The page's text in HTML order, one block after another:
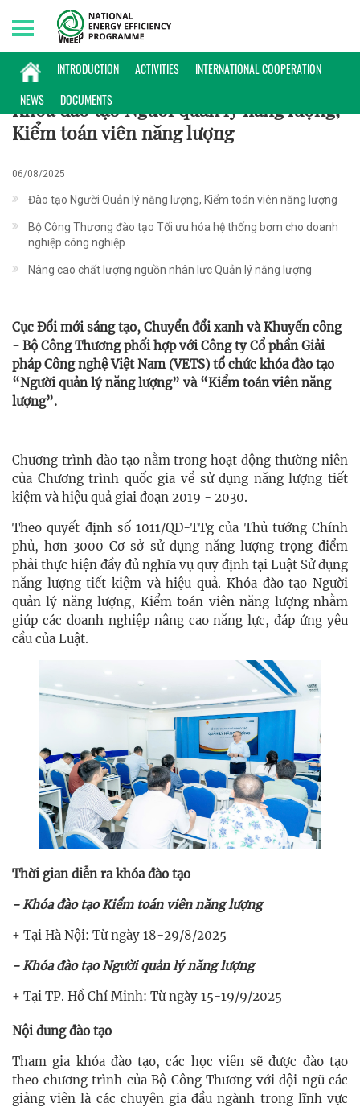
INTRODUCTION ACTIVITIES
INTERNATIONAL COOPERATION
NEWS
DOCUMENTS
Sunday, 09/08/2026 | 18:17 GMT+7
HOẠT ĐỘNG
Khóa đào tạo Người quản lý năng lượng,
Kiểm toán viên năng lượng
06/08/2025
Đào tạo Người Quản lý năng lượng, Kiểm toán viên năng lượng
Bộ Công Thương đào tạo Tối ưu hóa hệ thống bơm cho doanh
nghiệp công nghiệp
Nâng cao chất lượng nguồn nhân lực Quản lý năng lượng
Cục Đổi mới sáng tạo, Chuyển đổi xanh và Khuyến công
- Bộ Công Thương phối hợp với Công ty Cổ phần Giải
pháp Công nghệ Việt Nam (VETS) tổ chức khóa đào tạo
“Người quản lý năng lượng” và “Kiểm toán viên năng
lượng”.
Chương trình đào tạo nằm trong hoạt động thường niên
của Chương trình quốc gia về sử dụng năng lượng tiết
kiệm và hiệu quả giai đoạn 2019 - 2030.
Theo quyết định số 1011/QĐ-TTg của Thủ tướng Chính
phủ, hơn 3000 Cơ sở sử dụng năng lượng trọng điểm
phải thực hiện đầy đủ nghĩa vụ quy định tại Luật Sử dụng
năng lượng tiết kiệm và hiệu quả. Khóa đào tạo Người
quản lý năng lượng, Kiểm toán viên năng lượng nhằm
giúp các doanh nghiệp nâng cao năng lực, đáp ứng yêu
cầu của Luật.
Thời gian diễn ra khóa đào tạo
- Khóa đào tạo Kiểm toán viên năng lượng
+ Tại Hà Nội: Từ ngày 18-29/8/2025
- Khóa đào tạo Người quản lý năng lượng
+ Tại TP. Hồ Chí Minh: Từ ngày 15-19/9/2025
Nội dung đào tạo
Tham gia khóa đào tạo, các học viên sẽ được đào tạo
theo chương trình của Bộ Công Thương với đội ngũ các
giảng viên là các chuyên gia đầu ngành trong lĩnh vực